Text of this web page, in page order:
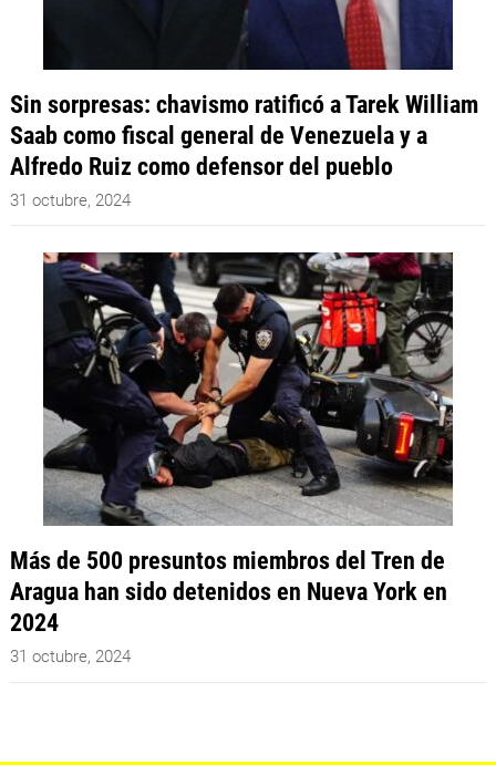
Sin sorpresas: chavismo ratificó a Tarek William
Saab como fiscal general de Venezuela y a
Alfredo Ruiz como defensor del pueblo
31 octubre, 2024
Más de 500 presuntos miembros del Tren de
Aragua han sido detenidos en Nueva York en
2024
31 octubre, 2024